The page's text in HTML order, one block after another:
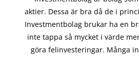
aktier. Dessa är bra då de i
Investmentbolag brukar ha en
inte tappa så mycket i värde
göra felinvesteringar. Många